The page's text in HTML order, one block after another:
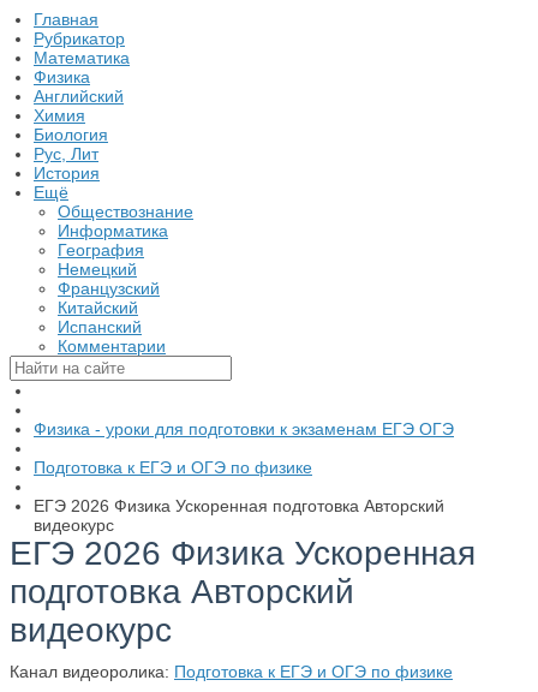
Главная
Рубрикатор
Математика
Физика
Английский
Химия
Биология
Рус, Лит
История
Ещё
Обществознание
Информатика
География
Немецкий
Французский
Китайский
Испанский
Комментарии
Физика - уроки для подготовки к экзаменам ЕГЭ ОГЭ
Подготовка к ЕГЭ и ОГЭ по физике
ЕГЭ 2026 Физика Ускоренная подготовка Авторский
видеокурс
ЕГЭ 2026 Физика Ускоренная
подготовка Авторский
видеокурс
Канал видеоролика: Подготовка к ЕГЭ и ОГЭ по физике